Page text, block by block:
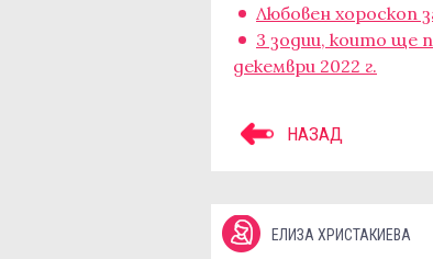
Любовен хороскоп
3 зодии, които ще
декември 2022 г.
НАЗАД
ЕЛИЗА ХРИСТАКИЕВА